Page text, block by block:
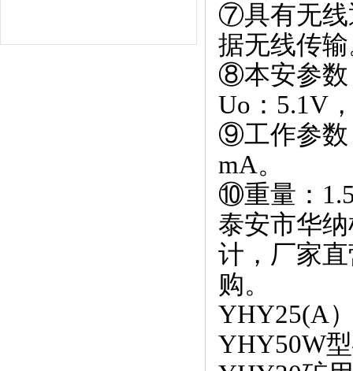
⑦具有无线
据无线传
⑧本安参数
Uo：5.1V
⑨工作参数
mA。
⑩重量：
泰安市华
计，厂家
购。
YHY25(A
YHY50W